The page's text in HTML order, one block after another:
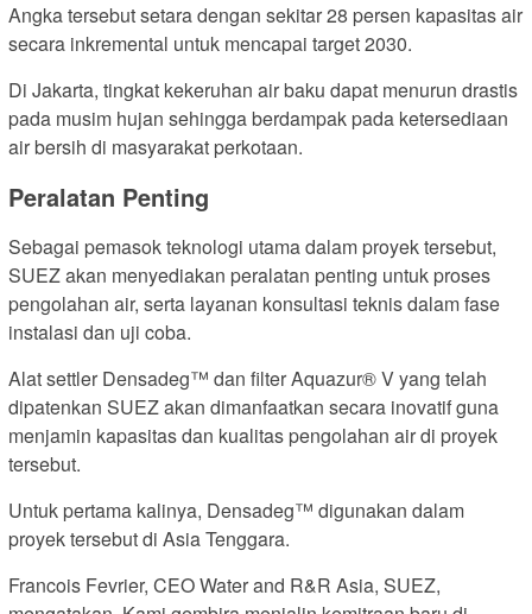
Angka tersebut setara dengan sekitar 28 persen kapasitas air
secara inkremental untuk mencapai target 2030.
Di Jakarta, tingkat kekeruhan air baku dapat menurun drastis
pada musim hujan sehingga berdampak pada ketersediaan
air bersih di masyarakat perkotaan.
Peralatan Penting
Sebagai pemasok teknologi utama dalam proyek tersebut,
SUEZ akan menyediakan peralatan penting untuk proses
pengolahan air, serta layanan konsultasi teknis dalam fase
instalasi dan uji coba.
Alat settler Densadeg™ dan filter Aquazur® V yang telah
dipatenkan SUEZ akan dimanfaatkan secara inovatif guna
menjamin kapasitas dan kualitas pengolahan air di proyek
tersebut.
Untuk pertama kalinya, Densadeg™ digunakan dalam
proyek tersebut di Asia Tenggara.
Francois Fevrier, CEO Water and R&R Asia, SUEZ,